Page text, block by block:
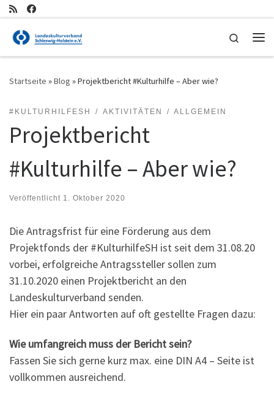
Zum Inhalt springen
Search
Startseite »Blog »Projektbericht #Kulturhilfe – Aber wie?
#KULTURHILFESH AKTIVITÄTEN ALLGEMEIN
Projektbericht
#Kulturhilfe – Aber wie?
Veröffentlicht 1. Oktober 2020
Die Antragsfrist für eine Förderung aus dem
Projektfonds der #KulturhilfeSH ist seit dem 31.08.20
vorbei, erfolgreiche Antragssteller sollen zum
31.10.2020 einen Projektbericht an den
Landeskulturverband senden.
Hier ein paar Antworten auf oft gestellte Fragen dazu:
Wie umfangreich muss der Bericht sein?
Fassen Sie sich gerne kurz max. eine DIN A4 – Seite ist
vollkommen ausreichend.